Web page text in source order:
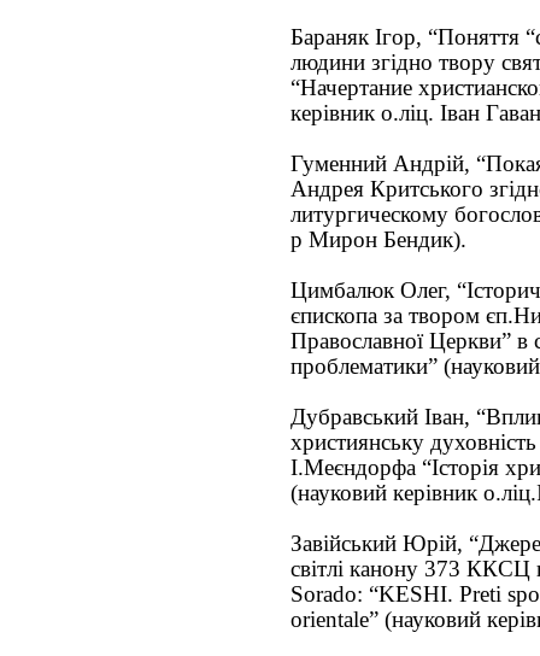
Бараняк Ігор, “Поняття
людини згідно твору
“Начертание
керівник о.ліц. Іван
Гуменний Андрій,
Андрея Критського
литургическому
р Мирон Бендик).
Цимбалюк Олег,
єпископа за твором
Православної Церкви” в
проблематики”
Дубравський Іван,
християнську
І.Меєндорфа “Історія
(науковий керівник
Завійський Юрій,
світлі канону 373 ККСЦ
Sorado: “KESHI. Preti
orientale” (науковий